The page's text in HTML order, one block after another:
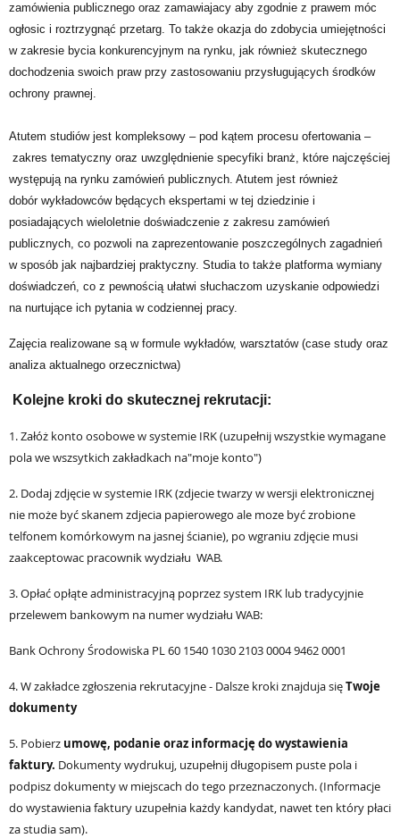
zamówienia publicznego oraz zamawiajacy aby zgodnie z prawem móc
ogłosic i roztrzygnąć przetarg. To także okazja do zdobycia umiejętności
w zakresie bycia konkurencyjnym na rynku, jak również skutecznego
dochodzenia swoich prawprzy zastosowaniu przysługujących środków
ochrony prawnej.
Atutem studiów jest kompleksowy – pod kątem procesu ofertowania –
zakres tematyczny oraz uwzględnienie specyfiki branż, które najczęściej
występują na rynku zamówień publicznych. Atutem jest również
dobór wykładowców będących ekspertami w tej dziedzinie i
posiadających wieloletnie doświadczenie z zakresu zamówień
publicznych, co pozwoli na zaprezentowanie poszczególnych zagadnień
w sposób jak najbardziej praktyczny. Studia to także platforma wymiany
doświadczeń, co z pewnością ułatwi słuchaczom uzyskanie odpowiedzi
na nurtujące ich pytania w codziennej pracy.
Zajęcia realizowane są w formule wykładów, warsztatów (case study oraz
analiza aktualnego orzecznictwa)
Kolejne kroki do skutecznej rekrutacji:
1. Załóż konto osobowe w systemie IRK (uzupełnij wszystkie wymagane
pola we wszsytkich zakładkach na"moje konto")
2. Dodaj zdjęcie w systemie IRK (zdjecie twarzy w wersji elektronicznej
nie może być skanem zdjecia papierowego ale moze być zrobione
telfonem komórkowym na jasnej ścianie), po wgraniu zdjęcie musi
zaakceptowac pracownikwydziału WAB.
3. Opłać opłąte administracyjną poprzez system IRK lub tradycyjnie
przelewem bankowym na numer wydziału WAB:
Bank Ochrony Środowiska PL 60 1540 1030 2103 0004 9462 0001
4. W zakładce zgłoszenia rekrutacyjne - Dalsze kroki znajduja sięTwoje
dokumenty
5. Pobierz umowę, podanie oraz informację do wystawienia
faktury. Dokumenty wydrukuj, uzupełnij długopisem puste pola i
podpisz dokumenty w miejscach do tego przeznaczonych. (Informacje
do wystawienia faktury uzupełnia każdy kandydat, nawet ten który płaci
za studia sam).